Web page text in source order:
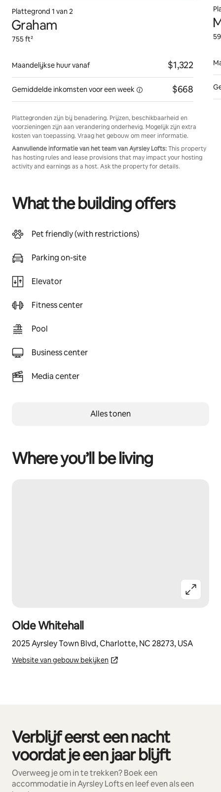
Plattegrond 1 van 2
Graham
755 ft²
Maandelijkse huur vanaf $1,322
Gemiddelde inkomsten vooreen week $668
Plattegronden zijn bij benadering. Prijzen, beschikbaarheid en
voorzieningen zijn aan verandering onderhevig. Mogelijk zijn extra
kosten van toepassing. Vraag het gebouw om meer informatie.
Aanvullende informatie van het team van Ayrsley Lofts:This property
has hosting rules and lease provisions that may impact your hosting
activity and earnings as a host. Ask the property for details.
What the building offers
Pet friendly (with restrictions)
Parking on-site
Elevator
Fitness center
Pool
Business center
Media center
Alles tonen
Where you’ll be living
Olde Whitehall
2025 Ayrsley Town Blvd, Charlotte, NC 28273, USA
Website van gebouw bekijken
Verblijf eerst een nacht
voordat je een jaar blijft
Overweeg je om in te trekken? Boek een
accommodatie in Ayrsley Lofts en leef even als een
0 van 0 items weergegeven